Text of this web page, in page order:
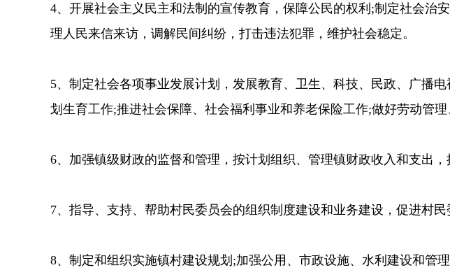
4、开展社会主义民主和法制的宣传教育，保障公民的权利;制定社会治
理人民来信来访，调解民间纠纷，打击违法犯罪，维护社会稳定。
5、制定社会各项事业发展计划，发展教育、卫生、科技、民政、广播
划生育工作;推进社会保障、社会福利事业和养老保险工作;做好劳动管理
6、加强镇级财政的监督和管理，按计划组织、管理镇财政收入和支出
7、指导、支持、帮助村民委员会的组织制度建设和业务建设，促进村民
8、制定和组织实施镇村建设规划;加强公用、市政设施、水利建设和管